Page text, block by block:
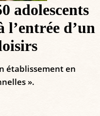
adolescents
l’entrée d’un
établissement en
».